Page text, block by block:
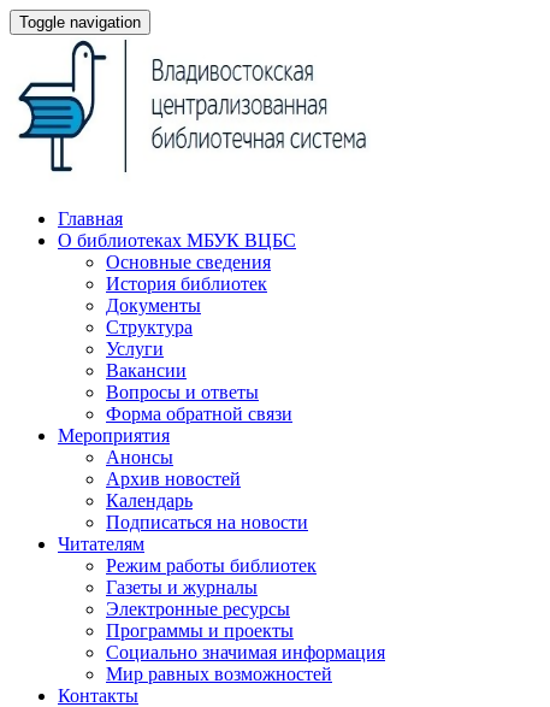
Toggle navigation
Главная
О библиотеках МБУК ВЦБС
Основные сведения
История библиотек
Документы
Структура
Услуги
Вакансии
Вопросы и ответы
Форма обратной связи
Мероприятия
Анонсы
Архив новостей
Календарь
Подписаться на новости
Читателям
Режим работы библиотек
Газеты и журналы
Электронные ресурсы
Программы и проекты
Социально значимая информация
Мир равных возможностей
Контакты